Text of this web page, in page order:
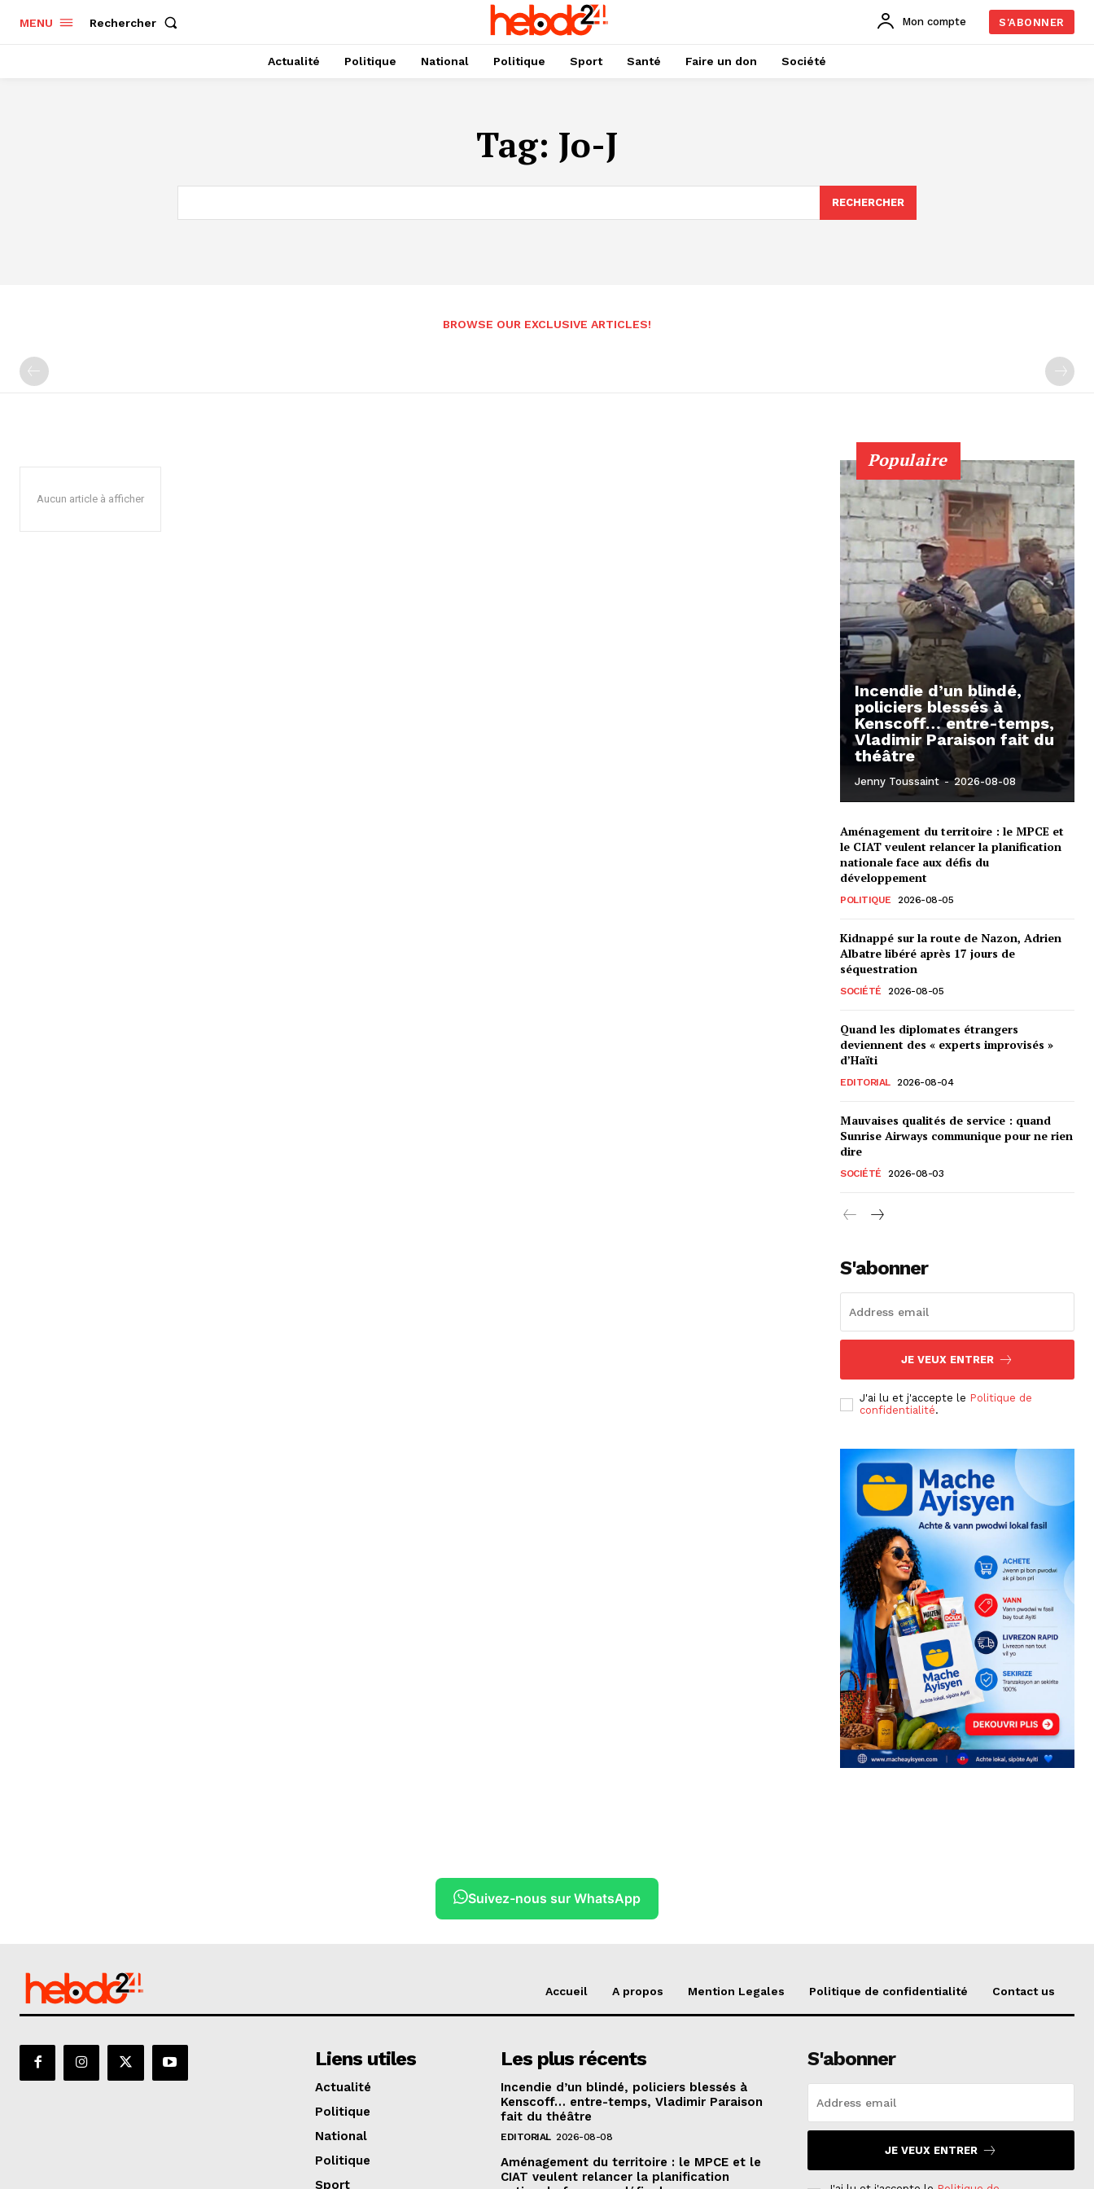
MENU Rechercher Mon compte S'ABONNER
Actualité Politique National Politique Sport Santé Faire un don Société
Tag: Jo-J
RECHERCHER
BROWSE OUR EXCLUSIVE ARTICLES!
Aucun article à afficher
Populaire
Incendie d’un blindé,
policiers blessés à
Kenscoff… entre-temps,
Vladimir Paraison fait du
théâtre
Jenny Toussaint - 2026-08-08
Aménagement du territoire : le MPCE et
le CIAT veulent relancer la planification
nationale face aux défis du
développement
POLITIQUE 2026-08-05
Kidnappé sur la route de Nazon, Adrien
Albatre libéré après 17 jours de
séquestration
SOCIÉTÉ 2026-08-05
Quand les diplomates étrangers
deviennent des « experts improvisés »
d’Haïti
EDITORIAL 2026-08-04
Mauvaises qualités de service : quand
Sunrise Airways communique pour ne rien
dire
SOCIÉTÉ 2026-08-03
S'abonner
JE VEUX ENTRER
J'ai lu et j'accepte le Politique de
confidentialité.
Suivez-nous sur WhatsApp
Accueil A propos Mention Legales Politique de confidentialité Contact us
Liens utiles
Actualité
Politique
National
Politique
Sport
Les plus récents
Incendie d’un blindé, policiers blessés à
Kenscoff… entre-temps, Vladimir Paraison
fait du théâtre
EDITORIAL 2026-08-08
Aménagement du territoire : le MPCE et le
CIAT veulent relancer la planification
S'abonner
JE VEUX ENTRER